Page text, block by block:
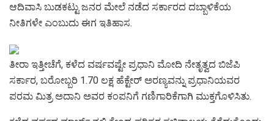
ಆದಿವಾಸಿ ಬುಡಕಟ್ಟು ಜನರ ಮೇಲೆ ನಡೆದ ಸರ್ಕಾರದ ದಬ್ಬಾಳಿಕೆಯ
ನೀತಿಗಳೇ ಎಂಬುದು ಈಗ ಇತಿಹಾಸ.
ತೀರಾ ಇತ್ತೀಚೆಗೆ, ಕಳೆದ ವರ್ಷವಷ್ಟೇ ಪ್ರಧಾನಿ ಮೋದಿ ನೇತೃತ್ವದ ಬಿಜೆಪಿ
ಸರ್ಕಾರ, ಬರೋಬ್ಬರಿ 1.70 ಲಕ್ಷ ಹೆಕ್ಟೇರ್ ಅರಣ್ಯವನ್ನು ಪ್ರಧಾನಿಯವರ
ಪರಮ ಮಿತ್ರ ಅದಾನಿ ಅವರ ಕಂಪನಿಗೆ ಗಣಿಗಾರಿಕೆಗಾಗಿ ಮುಕ್ತಗೊಳಿಸಿತು.